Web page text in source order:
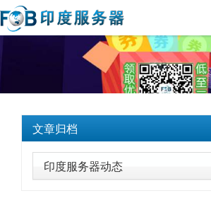
文章归档
印度服务器动态